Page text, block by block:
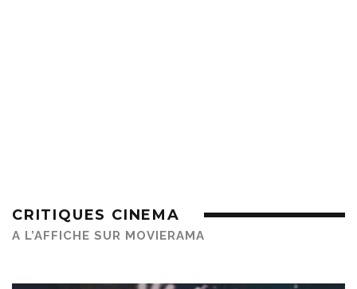
CRITIQUES CINEMA
A L’AFFICHE SUR MOVIERAMA